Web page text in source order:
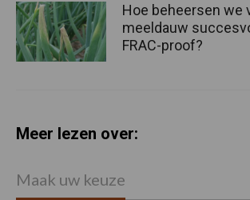
Hoe beheersen we
meeldauw
FRAC-proof?
Meer lezen over:
Maak uw keuze